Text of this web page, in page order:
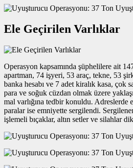
Ele Geçirilen Varlıklar
Operasyon kapsamında şüphelilere ait
apartman, 74 işyeri, 53 araç, tekne, 53
banka hesabı ve 7 adet kiralık kasa, çok
para ve soğuk cüzdan olmak üzere
mal varlığına tedbir konuldu. Adreslerde
paralar ise emniyette sergilendi.
işlemeli bıçaklar, altın setler ve silahlar